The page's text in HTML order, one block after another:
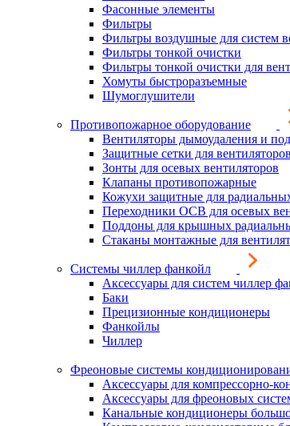
Фасонные элементы
Фильтры
Фильтры воздушные для систем
Фильтры тонкой очистки
Фильтры тонкой очистки для
Хомуты быстроразъемные
Шумоглушители
Противопожарное оборудование
Вентиляторы дымоудаления и
Защитные сетки для
Зонты для осевых вентиляторов
Клапаны противопожарные
Кожухи защитные для
Переходники ОСВ для осевых
Поддоны для крышных
Стаканы монтажные для
Системы чиллер фанкойл
Аксессуары для систем чиллер
Баки
Прецизионные кондиционеры
Фанкойлы
Чиллер
Фреоновые системы
Аксессуары для компрессорно-
Аксессуары для фреоновых
Канальные кондиционеры